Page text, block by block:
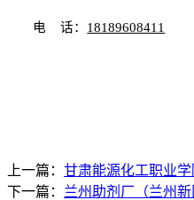
电 话： 18189608411
上一篇： 甘肃能源化工职业
下一篇： 兰州助剂厂（兰州